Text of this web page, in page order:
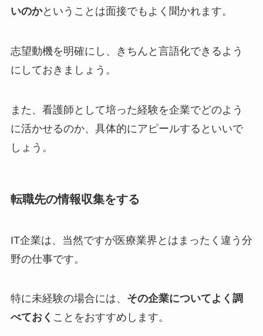
いのかということは面接でもよく聞かれます。
志望動機を明確にし、きちんと言語化できるよう
にしておきましょう。
また、看護師として培った経験を企業でどのよう
に活かせるのか、具体的にアピールするといいで
しょう。
転職先の情報収集をする
IT企業は、当然ですが医療業界とはまったく違う分
野の仕事です。
特に未経験の場合には、 その企業についてよく調
べておく ことをおすすめします。